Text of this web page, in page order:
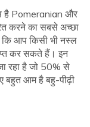
है Pomeranian और
करने का सबसे अच्छा
कि आप किसी भी नस्ल
कर सकते हैं। इन
रहा है जो 50% से
आम है बहु-पीढ़ी